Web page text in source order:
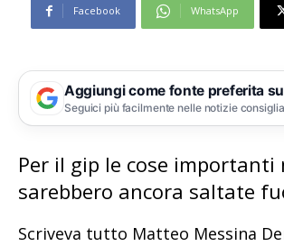
Facebook WhatsApp
Aggiungi come fonte preferita
Seguici più facilmente nelle notizie
Per il gip le cose importanti
sarebbero ancora saltate
Scriveva tutto Matteo Messina